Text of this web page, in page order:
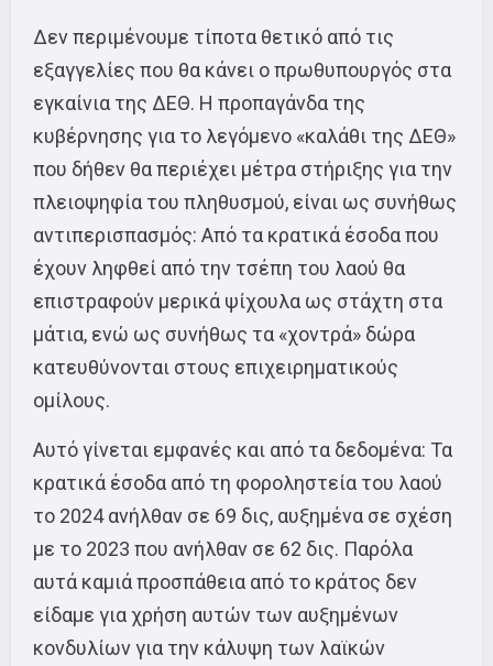
Δεν περιμένουμε τίποτα θετικό από τις
εξαγγελίες που θα κάνει ο πρωθυπουργός στα
εγκαίνια της ΔΕΘ. Η προπαγάνδα της
κυβέρνησης για το λεγόμενο «καλάθι της ΔΕΘ»
που δήθεν θα περιέχει μέτρα στήριξης για την
πλειοψηφία του πληθυσμού, είναι ως συνήθως
αντιπερισπασμός: Από τα κρατικά έσοδα που
έχουν ληφθεί από την τσέπη του λαού θα
επιστραφούν μερικά ψίχουλα ως στάχτη στα
μάτια, ενώ ως συνήθως τα «χοντρά» δώρα
κατευθύνονται στους επιχειρηματικούς
ομίλους.
Αυτό γίνεται εμφανές και από τα δεδομένα: Τα
κρατικά έσοδα από τη φοροληστεία του λαού
το 2024 ανήλθαν σε 69 δις, αυξημένα σε σχέση
με το 2023 που ανήλθαν σε 62 δις. Παρόλα
αυτά καμιά προσπάθεια από το κράτος δεν
είδαμε για χρήση αυτών των αυξημένων
κονδυλίων για την κάλυψη των λαϊκών